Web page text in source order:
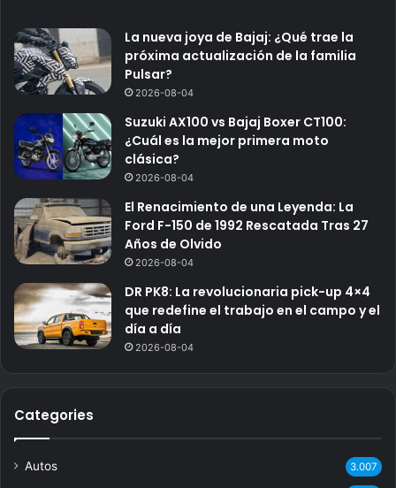
La nueva joya de Bajaj: ¿Qué trae la
próxima actualización de la familia
Pulsar?
2026-08-04
Suzuki AX100 vs Bajaj Boxer CT100:
¿Cuál es la mejor primera moto
clásica?
2026-08-04
El Renacimiento de una Leyenda: La
Ford F-150 de 1992 Rescatada Tras 27
Años de Olvido
2026-08-04
DR PK8: La revolucionaria pick-up 4×4
que redefine el trabajo en el campo y el
día a día
2026-08-04
Categories
Autos 3.007